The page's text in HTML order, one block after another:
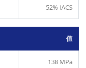
52% IACS
值
138 MPa